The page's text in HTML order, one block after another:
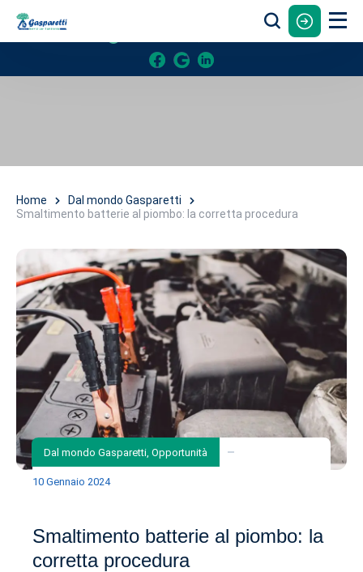
Home
Dal mondo Gasparetti
Smaltimento batterie al piombo: la corretta procedura
Dal mondo Gasparetti Opportunità
10 Gennaio 2024
Smaltimento batterie al piombo: la
corretta procedura